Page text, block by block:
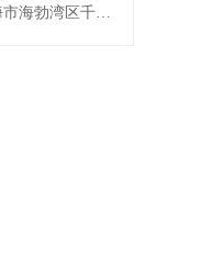
乡村文旅适配！乌海市海勃湾区千里山镇王元地村6套民宿出租